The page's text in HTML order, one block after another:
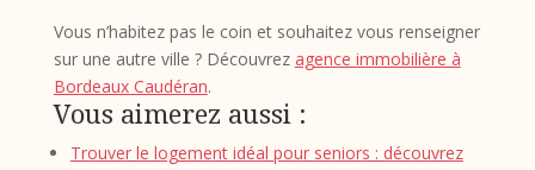
Vous n’habitez pas le coin et souhaitez vous renseigner
sur une autre ville ? Découvrez agence immobilière à
Bordeaux Caudéran.
Vous aimerez aussi :
Trouver le logement idéal pour seniors : découvrez